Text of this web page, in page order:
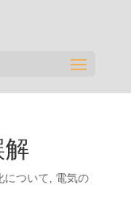
について, 電気の